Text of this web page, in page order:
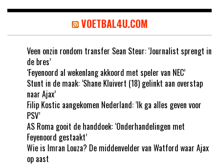
VOETBAL4U.COM
Veen onzin rondom transfer Sean Steur: ‘Journalist sprengt in
de bres’
‘Feyenoord al wekenlang akkoord met speler van NEC’
Stunt in de maak: ‘Shane Kluivert (18) gelinkt aan overstap
naar Ajax’
Filip Kostic aangekomen Nederland: ‘Ik ga alles geven voor
PSV’
AS Roma gooit de handdoek: ‘Onderhandelingen met
Feyenoord gestaakt’
Wie is Imran Louza? De middenvelder van Watford waar Ajax
op aast